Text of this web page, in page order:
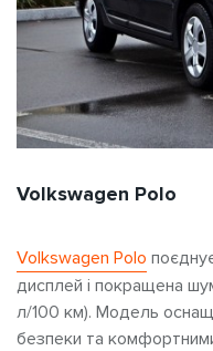
Volkswagen Polo
Volkswagen Polo
дисплей і покращена
л/100 км). Модель
безпеки та